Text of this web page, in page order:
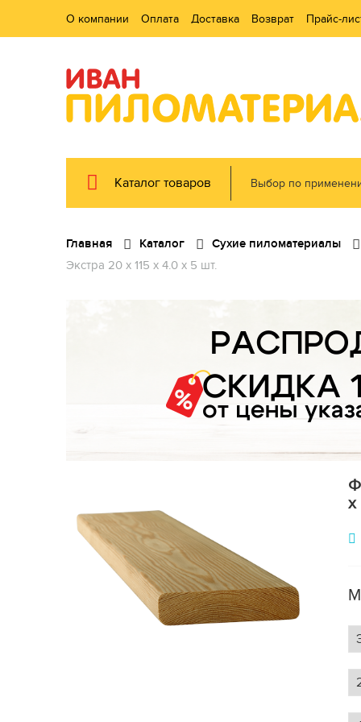
О компании Оплата Доставка Возврат Прайс-
Каталог товаров Выбор по
Главная Каталог Сухие пиломатериалы
Экстра 20 x 115 x 4.0 x 5 шт.
x